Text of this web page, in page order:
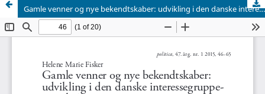
Gamle venner og nye bekendtskaber: udvikling i den danske interessegruppepopulation